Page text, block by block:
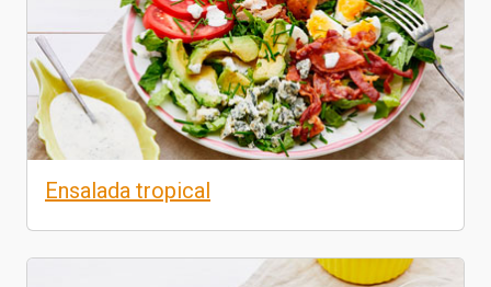
Ensalada tropical